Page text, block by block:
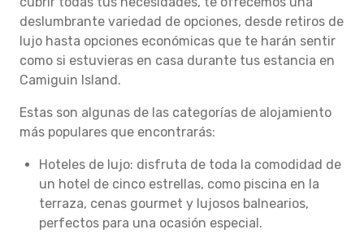
deslumbrante variedad de opciones, desde retiros de
lujo hasta opciones económicas que te harán sentir
como si estuvieras en casa durante tus estancia en
Camiguin Island.
Estas son algunas de las categorías de alojamiento
más populares que encontrarás:
Hoteles de lujo: disfruta de toda la comodidad de
un hotel de cinco estrellas, como piscina en la
terraza, cenas gourmet y lujosos balnearios,
perfectos para una ocasión especial.